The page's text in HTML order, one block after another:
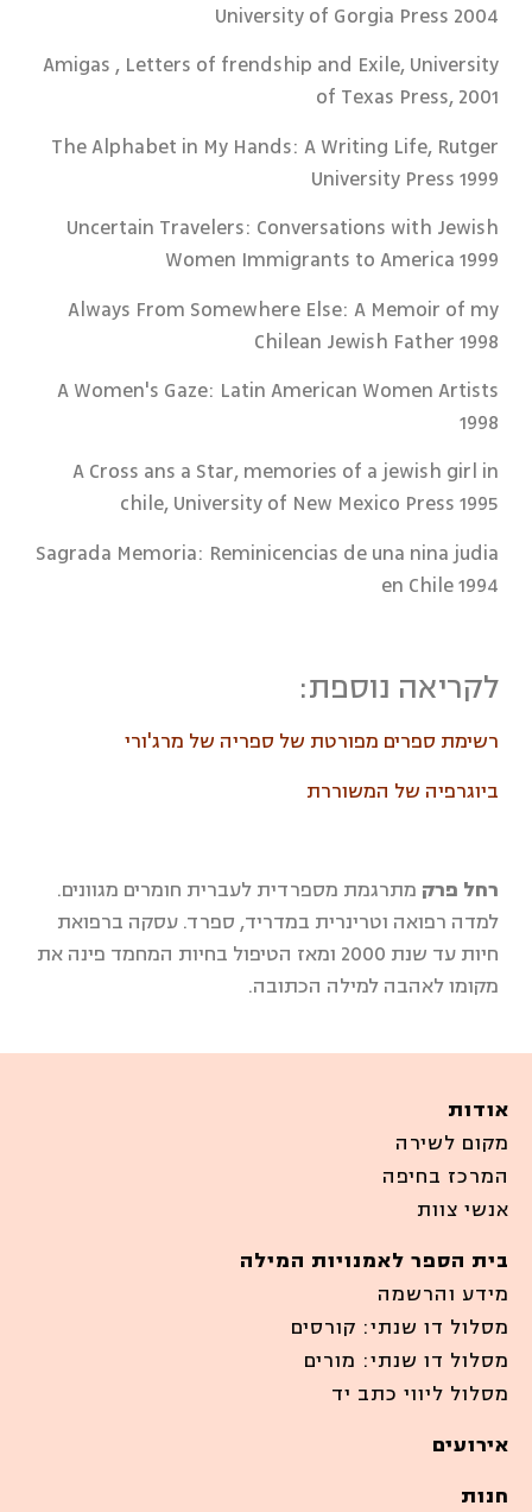
University of Gorgia Press 2004
Amigas , Letters of frendship and Exile, University
of Texas Press, 2001
The Alphabet in My Hands: A Writing Life, Rutger
University Press 1999
Uncertain Travelers: Conversations with Jewish
Women Immigrants to America 1999
Always From Somewhere Else: A Memoir of my
Chilean Jewish Father 1998
A Women's Gaze: Latin American Women Artists
1998
A Cross ans a Star, memories of a jewish girl in
chile, University of New Mexico Press 1995
Sagrada Memoria: Reminicencias de una nina judia
en Chile 1994
לקריאה נוספת:
רשימת ספרים מפורטת של ספריה של מרג'ורי
ביוגרפיה של המשוררת
רחל פרק מתרגמת מספרדית לעברית חומרים מגוונים.
למדה רפואה וטרינרית במדריד, ספרד. עסקה ברפואת
חיות עד שנת 2000 ומאז הטיפול בחיות המחמד פינה את
מקומו לאהבה למילה הכתובה.
אודות
מקום לשירה
המרכז בחיפה
אנשי צוות
בית הספר לאמנויות המילה
מידע והרשמה
מסלול דו שנתי: קורסים
מסלול דו שנתי: מורים
מסלול ליווי כתב יד
אירועים
חנות